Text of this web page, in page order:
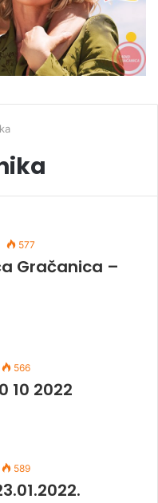
577
Gračanica –
566
10 2022
589